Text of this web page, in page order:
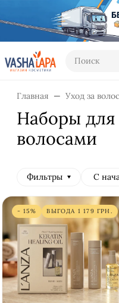
Поиск
Главная Уход за
Наборы для
волосами
Фильтры С
- 15% ВЫГОДА 1 179 ГРН.